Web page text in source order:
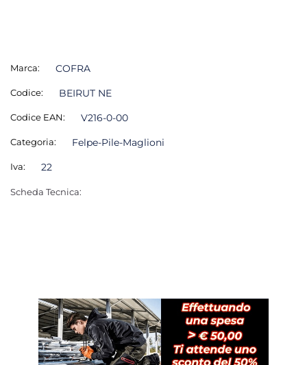
Marca: COFRA
Codice: BEIRUT NE
Codice EAN: V216-0-00
Categoria: Felpe-Pile-Maglioni
Iva: 22
Scheda Tecnica: